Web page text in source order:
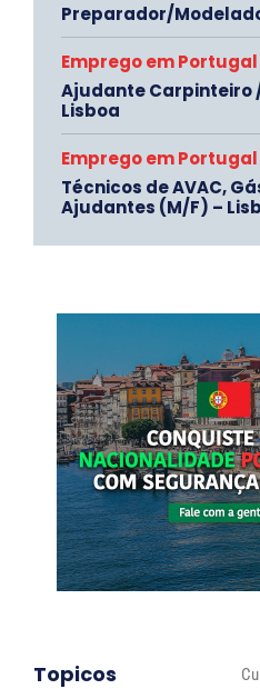
Preparador/
Emprego em Portugal
Ajudante Carpinteiro
Lisboa
Emprego em Portugal
Técnicos de AVAC,
Ajudantes (M/F) –
Topicos